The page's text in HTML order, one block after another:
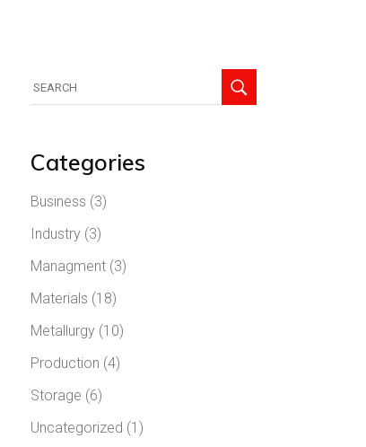
Categories
Business (3)
Industry(3)
Managment(3)
Materials (18)
Metallurgy(10)
Production (4)
Storage (6)
Uncategorized (1)